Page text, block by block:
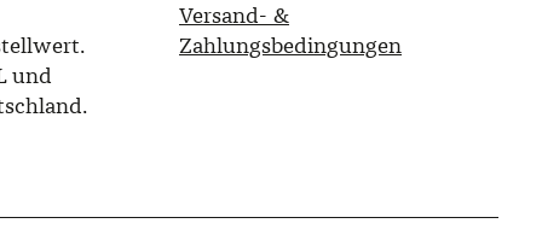
und
Versand- &
Zahlungsbedingungen